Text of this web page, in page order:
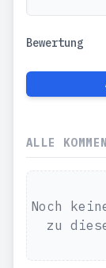
Bewertung
ALLE
Noch
zu